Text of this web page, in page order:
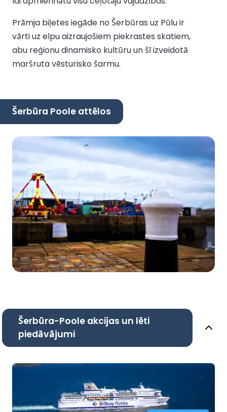
Prāmja biļetes iegāde no Šerbūras uz Pūlu ir
vārti uz elpu aizraujošiem piekrastes skatiem,
abu reģionu dinamisko kultūru un šī izveidotā
maršruta vēsturisko šarmu.
Šerbūra Poole attēlos
Šerbūra-Poole akcijas un lēti
piedāvājumi